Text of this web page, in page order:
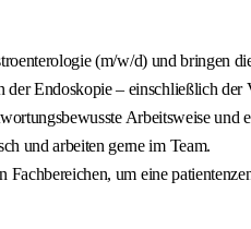
(m/w/d) und bringen
Endoskopie – einschließlich
Arbeitsweise und
und arbeiten gerne im Team.
um eine